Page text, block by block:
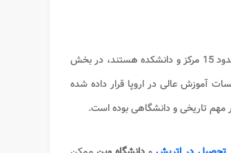
در یک مرکز یا پردیس واحد متمرکز نشده است، بلکه دانشکده های مختلف آن که حدود 15 مرکز و دانشکده هستند، در بخش
آموزش عالی در اروپا قرار داده شده